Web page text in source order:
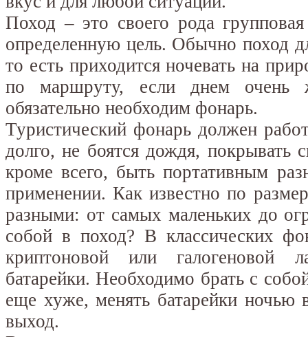
Поход – это своего рода
определенную цель. Обычно поход
то есть приходится ночевать на
по маршруту, если днем очень
обязательно необходим фонарь.
Туристический фонарь должен
долго, не боятся дождя,
кроме всего, быть портативным
применении. Как известно по
разными: от самых маленьких до
собой в поход? В классических
криптоновой или галогеновой
батарейки. Необходимо брать с
еще хуже, менять батарейки ночью
выход.